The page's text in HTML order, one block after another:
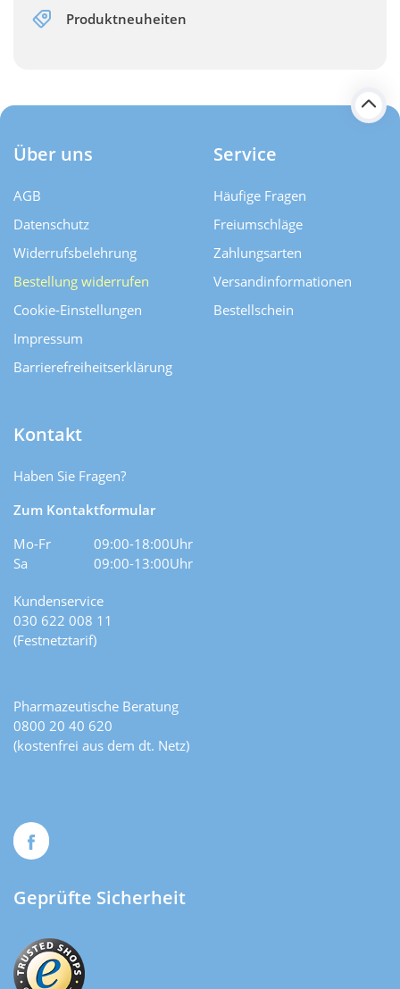
Produktneuheiten
Über uns
AGB
Datenschutz
Widerrufsbelehrung
Bestellung widerrufen
Cookie-Einstellungen
Impressum
Barrierefreiheitserklärung
Service
Häufige Fragen
Freiumschläge
Zahlungsarten
Versand­informationen
Bestellschein
Kontakt
Haben Sie Fragen?
Zum Kontaktformular
Mo-Fr
09:00-18:00Uhr
Sa
09:00-13:00Uhr
Kundenservice
030 622 008 11
(Festnetztarif)
Pharmazeutische Beratung
0800 20 40 620
(kostenfrei aus dem dt. Netz)
Geprüfte Sicherheit